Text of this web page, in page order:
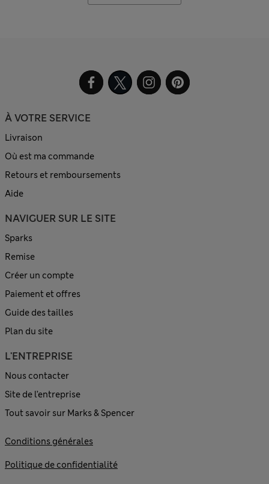
À VOTRE SERVICE
Livraison
Où est ma commande
Retours et remboursements
Aide
NAVIGUER SUR LE SITE
Sparks
Remise
Créer un compte
Paiement et offres
Guide des tailles
Plan du site
L'ENTREPRISE
Nous contacter
Site de l’entreprise
Tout savoir sur Marks & Spencer
Conditions générales
Politique de confidentialité